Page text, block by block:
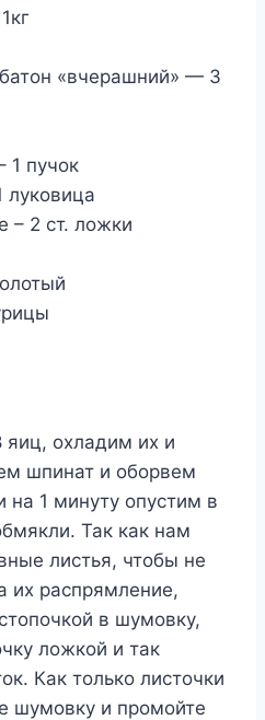
«вчерашний» — 3
1 пучок
луковица
– 2 ст. ложки
яиц, охладим их и
шпинат и оборвем
на 1 минуту опустим в
Так как нам
листья, чтобы не
их распрямление,
в шумовку,
ложкой и так
Как только листочки
шумовку и промойте